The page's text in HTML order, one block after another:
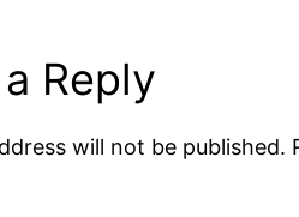
Reply
will not be published.